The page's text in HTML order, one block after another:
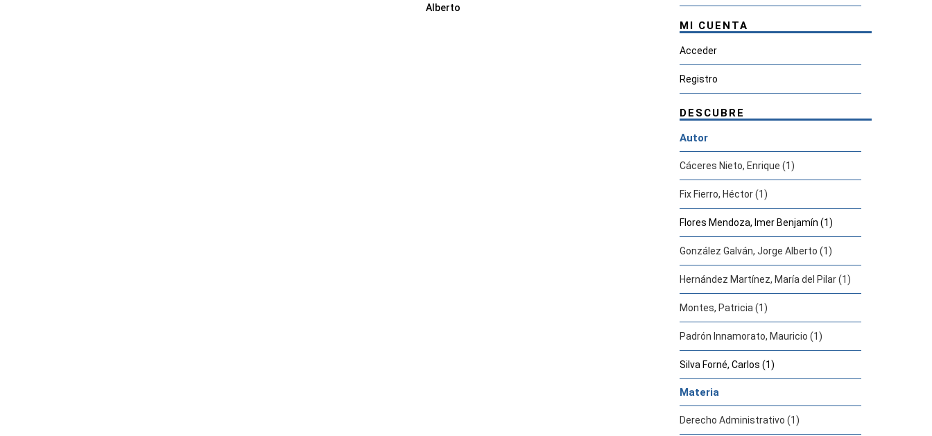
Alberto
MI CUENTA
Acceder
Registro
DESCUBRE
Autor
Cáceres Nieto, Enrique (1)
Fix Fierro, Héctor (1)
Flores Mendoza, Imer Benjamín (1)
González Galván, Jorge Alberto (1)
Hernández Martínez, María del Pilar (1)
Montes, Patricia (1)
Padrón Innamorato, Mauricio (1)
Silva Forné, Carlos (1)
Materia
Derecho Administrativo (1)